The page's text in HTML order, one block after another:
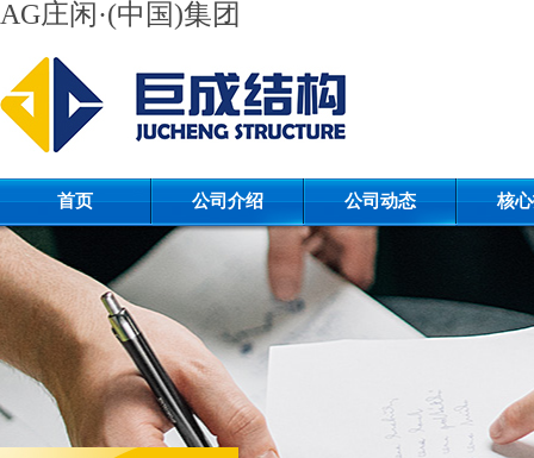
AG庄闲·(中国)集团
首页 公司介绍 公司动态 核